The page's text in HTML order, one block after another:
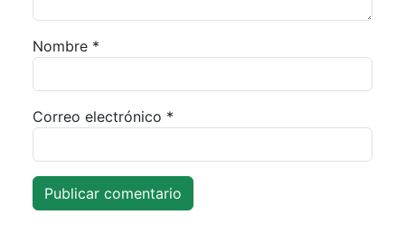
Nombre *
Correo electrónico *